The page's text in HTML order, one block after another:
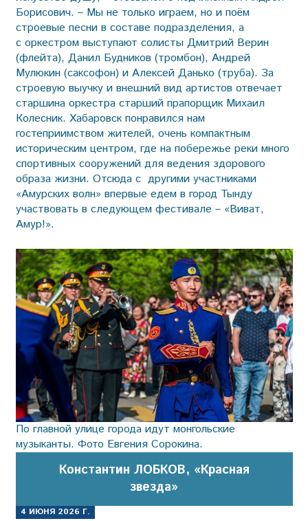
Борисович. – Мы не только играем, но и поём
строевые песни в составе подразделения, а
с оркестром выступают солисты Дмитрий Верин
(флейта), Данил Будников (тромбон), Андрей
Мулюкин (саксофон) и Алексей Данько (труба). За
строевую выучку и внешний вид артистов отвечает
старшина оркестра старший прапорщик Михаил
Колесник. Хабаровск понравился нам
гостеприимством жителей, очень компактным
историческим центром, где на побережье реки много
спортивных сооружений для ведения здорового
образа жизни. Отсюда с другими участниками
«Амурских волн» впервые едем в город Тынду
участвовать в следующем фестивале – «Виват,
Амур!».
По главной улице города идут монгольские
музыканты. Фото Евгения Сорокина.
Константин ЛОБКОВ, «Красная
звезда»
4 ИЮНЯ 2026 Г.